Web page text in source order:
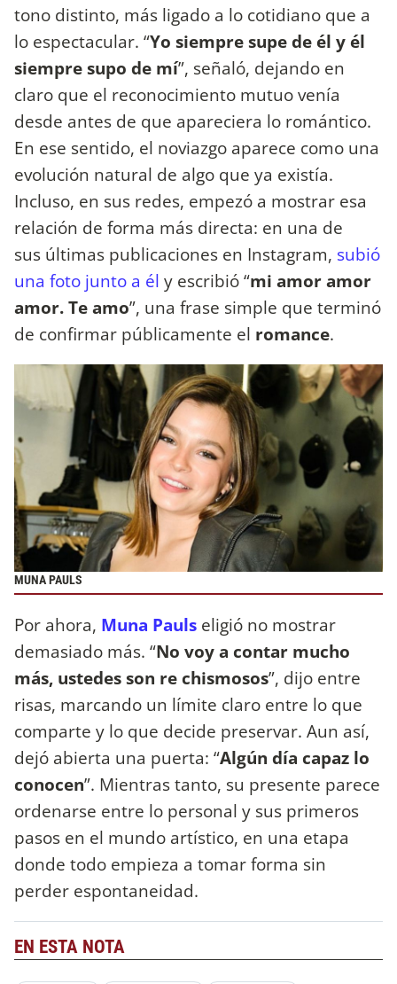
tono distinto, más ligado a lo cotidiano que a
lo espectacular. “Yo siempre supe de él y él
siempre supo de mí”, señaló, dejando en
claro que el reconocimiento mutuo venía
desde antes de que apareciera lo romántico.
En ese sentido, el noviazgo aparece como una
evolución natural de algo que ya existía.
Incluso, en sus redes, empezó a mostrar esa
relación de forma más directa: en una de
sus últimas publicaciones en Instagram, subió
una foto junto a él y escribió “mi amor amor
amor. Te amo”, una frase simple que terminó
de confirmar públicamente el romance.
MUNA PAULS
Por ahora, Muna Pauls eligió no mostrar
demasiado más. “No voy a contar mucho
más, ustedes son re chismosos”, dijo entre
risas, marcando un límite claro entre lo que
comparte y lo que decide preservar. Aun así,
dejó abierta una puerta: “Algún día capaz lo
conocen”. Mientras tanto, su presente parece
ordenarse entre lo personal y sus primeros
pasos en el mundo artístico, en una etapa
donde todo empieza a tomar forma sin
perder espontaneidad.
EN ESTA NOTA